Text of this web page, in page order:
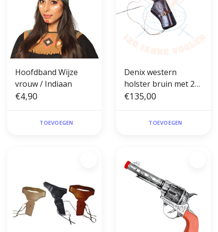
Hoofdband Wijze
vrouw / Indiaan
€4,90
TOEVOEGEN
Denix western
holster bruin met 24
kogels
€135,00
TOEVOEGEN